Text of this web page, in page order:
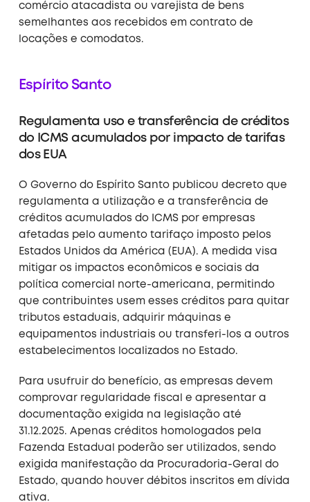
comércio atacadista ou varejista de bens
semelhantes aos recebidos em contrato de
locações e comodatos.
Espírito Santo
Regulamenta uso e transferência de créditos
do ICMS acumulados por impacto de tarifas
dos EUA
O Governo do Espírito Santo publicou decreto que
regulamenta a utilização e a transferência de
créditos acumulados do ICMS por empresas
afetadas pelo aumento tarifaço imposto pelos
Estados Unidos da América (EUA). A medida visa
mitigar os impactos econômicos e sociais da
política comercial norte-americana, permitindo
que contribuintes usem esses créditos para quitar
tributos estaduais, adquirir máquinas e
equipamentos industriais ou transferi-los a outros
estabelecimentos localizados no Estado.
Para usufruir do benefício, as empresas devem
comprovar regularidade fiscal e apresentar a
documentação exigida na legislação até
31.12.2025. Apenas créditos homologados pela
Fazenda Estadual poderão ser utilizados, sendo
exigida manifestação da Procuradoria-Geral do
Estado, quando houver débitos inscritos em dívida
ativa .